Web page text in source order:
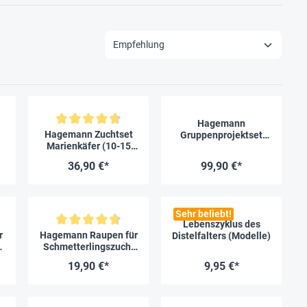
von 4.8 von 5 Sternen
Durchschnittliche Bewertung von 4.7 von 5 Sternen
Hagemann Zuchtset
Marienkäfer (10-15
36,90 €*
Hagemann
Gruppenprojektset
99,90 €*
von 4.6 von 5 Sternen
Durchschnittliche Bewertung von 4.7 von 5 Sternen
Hagemann Raupen für
Schmetterlingszucht
19,90 €*
Sehr beliebt!
Lebenszyklus des
Distelfalters (Modelle)
9,95 €*